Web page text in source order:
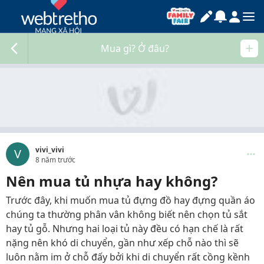
Mua gì? Ở đâu?
V
vivi_vivi
8 năm trước
Nên mua tủ nhựa hay không?
Trước đây, khi muốn mua tủ đựng đồ hay đựng quần áo
chúng ta thường phân vân không biết nên chọn tủ sắt
hay tủ gỗ. Nhưng hai loại tủ này đều có hạn chế là rất
nặng nên khó di chuyển, gần như xếp chỗ nào thì sẽ
luôn nằm im ở chỗ đấy bởi khi di chuyển rất cồng kềnh